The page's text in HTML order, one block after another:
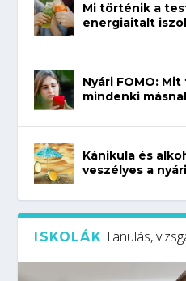
Mi történik a
energiaitalt
Nyári FOMO:
mindenki
Kánikula és
veszélyes a
ISKOLÁK Tanulás,